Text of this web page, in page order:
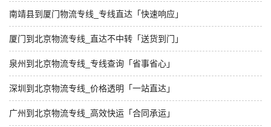
南靖县到厦门物流专线_专线直达「快速响应」
厦门到北京物流专线_直达不中转「送货到门」
泉州到北京物流专线_专线查询「省事省心」
深圳到北京物流专线_价格透明「一站直达」
广州到北京物流专线_高效快运「合同承运」